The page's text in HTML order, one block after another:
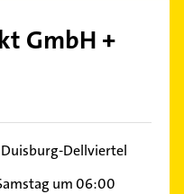
GmbH +
Duisburg-Dellviertel
um 06:00